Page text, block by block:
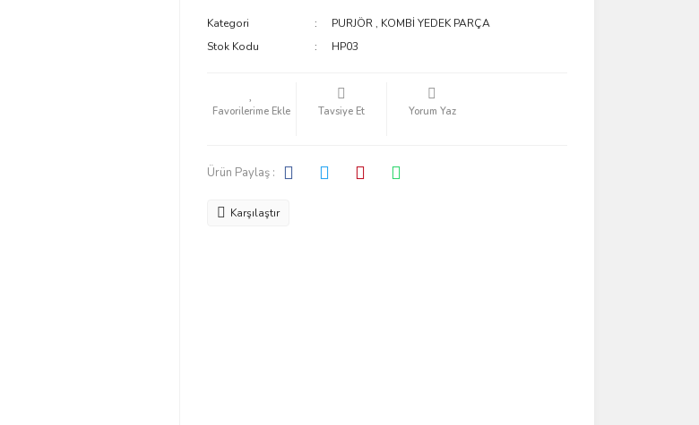
Kategori PURJÖR , KOMBİ YEDEK PARÇA
Stok Kodu
HP03
Tavsiye Et Yorum Yaz
Ürün Paylaş :
Karşılaştır